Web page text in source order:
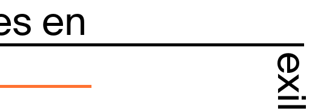
en
exil